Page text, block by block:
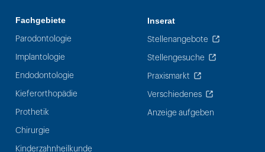
Fachgebiete
Parodontologie
Implantologie
Endodontologie
Kieferorthopädie
Prothetik
Chirurgie
Kinderzahnheilkunde
Inserat
Stellenangebote
Stellengesuche
Praxismarkt
Verschiedenes
Anzeige aufgeben